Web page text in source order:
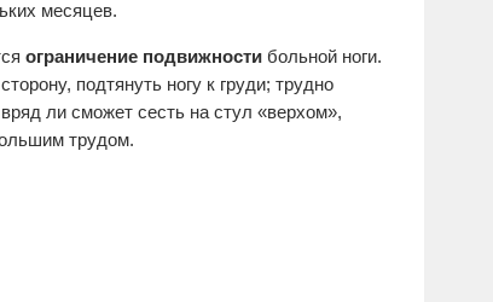
месяцев.
ограничение подвижности больной ноги.
подтянуть ногу к груди; трудно
ли сможет сесть на стул «верхом»,
трудом.